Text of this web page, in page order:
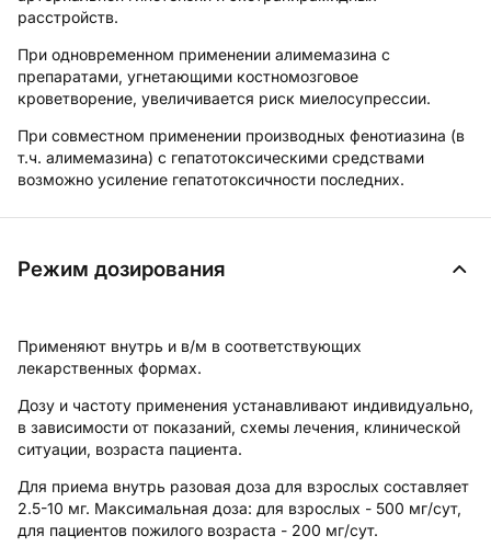
расстройств.
При одновременном применении алимемазина с
препаратами, угнетающими костномозговое
кроветворение, увеличивается риск миелосупрессии.
При совместном применении производных фенотиазина (в
т.ч. алимемазина) с гепатотоксическими средствами
возможно усиление гепатотоксичности последних.
Режим дозирования
Применяют внутрь и в/м в соответствующих
лекарственных формах.
Дозу и частоту применения устанавливают индивидуально,
в зависимости от показаний, схемы лечения, клинической
ситуации, возраста пациента.
Для приема внутрь разовая доза для взрослых составляет
2.5-10 мг. Максимальная доза: для взрослых - 500 мг/сут,
для пациентов пожилого возраста - 200 мг/сут.